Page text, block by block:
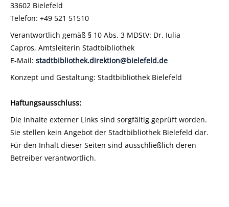
33602 Bielefeld
Telefon: +49 521 51510
Verantwortlich gemäß § 10 Abs. 3 MDStV: Dr. Iulia
Capros, Amtsleiterin Stadtbibliothek
E-Mail: stadtbibliothek.direktion@bielefeld.de
Konzept und Gestaltung: Stadtbibliothek Bielefeld
Haftungsausschluss:
Die Inhalte externer Links sind sorgfältig geprüft worden.
Sie stellen kein Angebot der Stadtbibliothek Bielefeld dar.
Für den Inhalt dieser Seiten sind ausschließlich deren
Betreiber verantwortlich.